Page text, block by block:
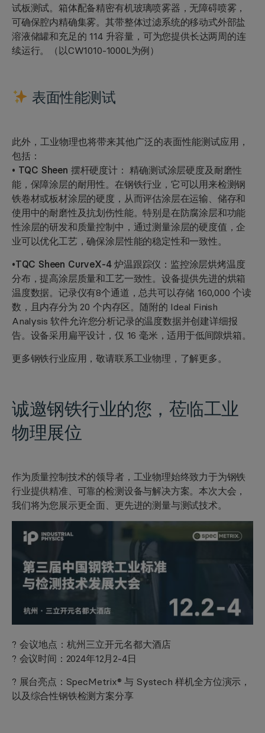
试板测试。箱体配备精密有机玻璃喷雾器，无障碍喷雾，
可确保腔内精确集雾。其带整体过滤系统的移动式外部盐
溶液储罐和充足的 114 升容量，可为您提供长达两周的连
续运行。（以CW1010-1000L为例）
表面性能测试
此外，工业物理也将带来其他广泛的表面性能测试应用，
包括：
• TQC Sheen 摆杆硬度计： 精确测试涂层硬度及耐磨性
能，保障涂层的耐用性。在钢铁行业，它可以用来检测钢
铁卷材或板材涂层的硬度，从而评估涂层在运输、储存和
使用中的耐磨性及抗划伤性能。特别是在防腐涂层和功能
性涂层的研发和质量控制中，通过测量涂层的硬度值，企
业可以优化工艺，确保涂层性能的稳定性和一致性。
•TQC Sheen CurveX-4 炉温跟踪仪： 监控涂层烘烤温度
分布，提高涂层质量和工艺一致性。设备提供先进的烘箱
温度数据。记录仪有8个通道，总共可以存储 160,000 个读
数，且内存分为 20 个内存区。随附的 Ideal Finish
Analysis 软件允许您分析记录的温度数据并创建详细报
告。设备采用扁平设计，仅 16 毫米，适用于低间隙烘箱。
更多钢铁行业应用，敬请联系工业物理，了解更多。
诚邀钢铁行业的您， 莅临工业
物理展位
作为质量控制技术的领导者，工业物理始终致力于为钢铁
行业提供精准、可靠的检测设备与解决方案。本次大会，
我们将为您展示更全面、更先进的测量与测试技术。
? 会议地点：杭州三立开元名都大酒店
? 会议时间：2024年12月2-4日
? 展台亮点：SpecMetrix® 与 Systech 样机全方位演示，
以及综合性钢铁检测方案分享